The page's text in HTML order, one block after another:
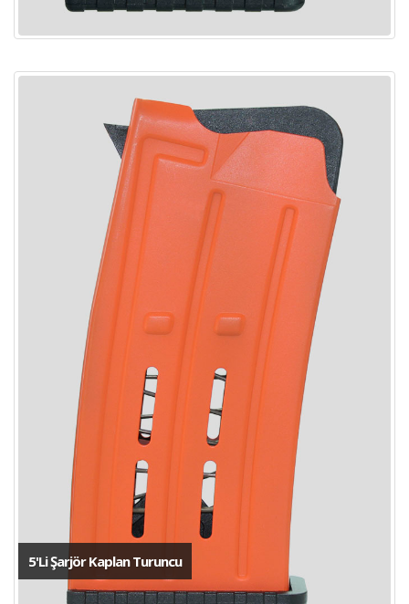
5'Li Şarjör Kaplan Turuncu